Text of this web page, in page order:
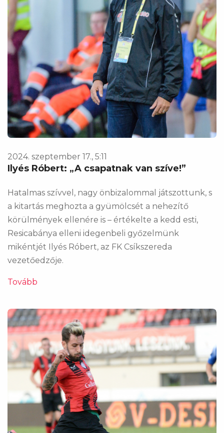
2024. szeptember 17., 5:11
Ilyés Róbert: „A csapatnak van szíve!”
Hatalmas szívvel, nagy önbizalommal játszottunk, s
a kitartás meghozta a gyümölcsét a nehezítő
körülmények ellenére is – értékelte a kedd esti,
Resicabánya elleni idegenbeli győzelmünk
mikéntjét Ilyés Róbert, az FK Csíkszereda
vezetőedzője.
Tovább